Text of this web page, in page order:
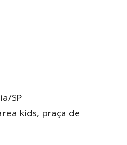
SP
kids, praça de